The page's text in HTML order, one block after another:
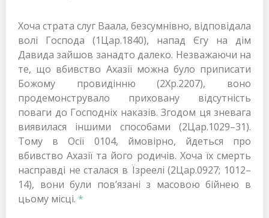
Хоча страта слуг Ваала, безсумнівно, відповідала
волі Господа (1Цар.1840), напад Єгу на дім
Давида зайшов занадто далеко. Незважаючи на
те, що вбивство Ахазії можна було приписати
Божому провидінню (2Хр.2207), воно
продемонструвало приховану відсутність
поваги до Господніх наказів. Згодом ця зневага
виявилася іншими способами (2Цар.1029–31).
Тому в Осії 0104, ймовірно, йдеться про
вбивство Ахазії та його родичів. Хоча їх смерть
насправді не сталася в Їзреелі (2Цар.0927; 1012–
14), вони були пов’язані з масовою бійнею в
цьому місці. *